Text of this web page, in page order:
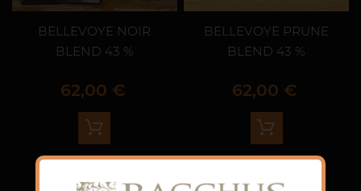
BELLEVOYE NOIR
BLEND 43 %
Prix
62,00 €
BELLEVOYE PRUNE
BLEND 43 %
Prix
62,00 €